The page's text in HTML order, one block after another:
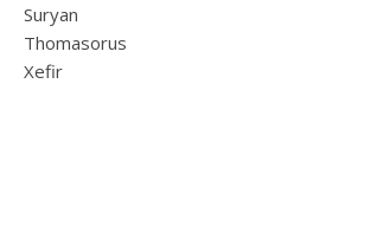
Suryan
Thomasorus
Xefir